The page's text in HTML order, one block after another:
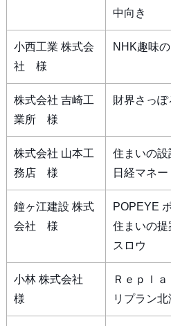
中向き
小西工業 株式会
社 様
NHK趣味
株式会社 吉崎工
業所 様
財界さっぽ
株式会社 山本工
務店 様
住まいの設
日経マネー
鐘ヶ江建設 株式
会社 様
POPEYE
住まいの提
スロウ
小林 株式会社
様
Ｒｅｐｌ
リプラン北